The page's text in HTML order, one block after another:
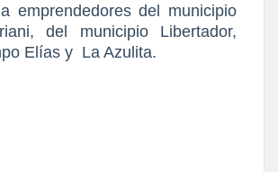
emprendedores del municipio
del municipio Libertador,
Elías y La Azulita.